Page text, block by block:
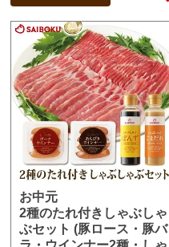
お中元
2種のたれ付きしゃぶしゃ
ぶセット (豚ロース・豚バ